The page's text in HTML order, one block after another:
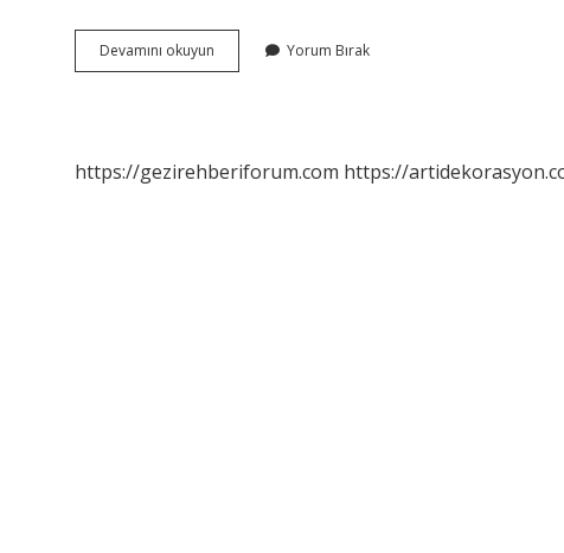
Devamını okuyun
Çehre
Yorum Bırak
https://gezirehberiforum.com https://